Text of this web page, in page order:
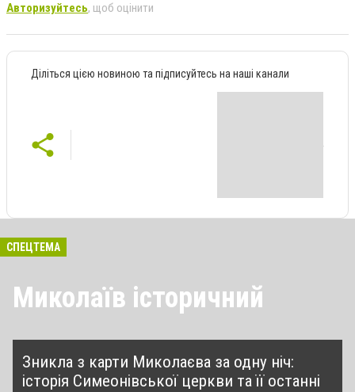
Авторизуйтесь, щоб оцінити
Діліться цією новиною та підписуйтесь на наші канали
СПЕЦТЕМА
Миколаїв історичний
Зникла з карти Миколаєва за одну ніч:
історія Симеонівської церкви та її останні